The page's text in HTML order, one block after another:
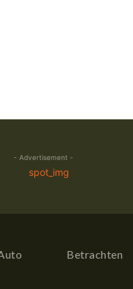
- Advertisement -
Betrachten